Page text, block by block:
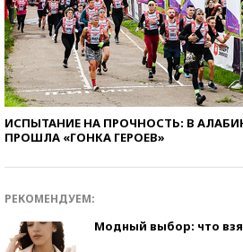
ИСПЫТАНИЕ НА ПРОЧНОСТЬ: В
ПРОШЛА «ГОНКА ГЕРОЕВ»
РЕКОМЕНДУЕМ:
Модный выбор: что